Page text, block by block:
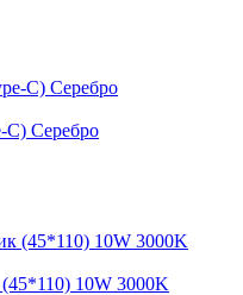
C) Серебро
10W 3000K